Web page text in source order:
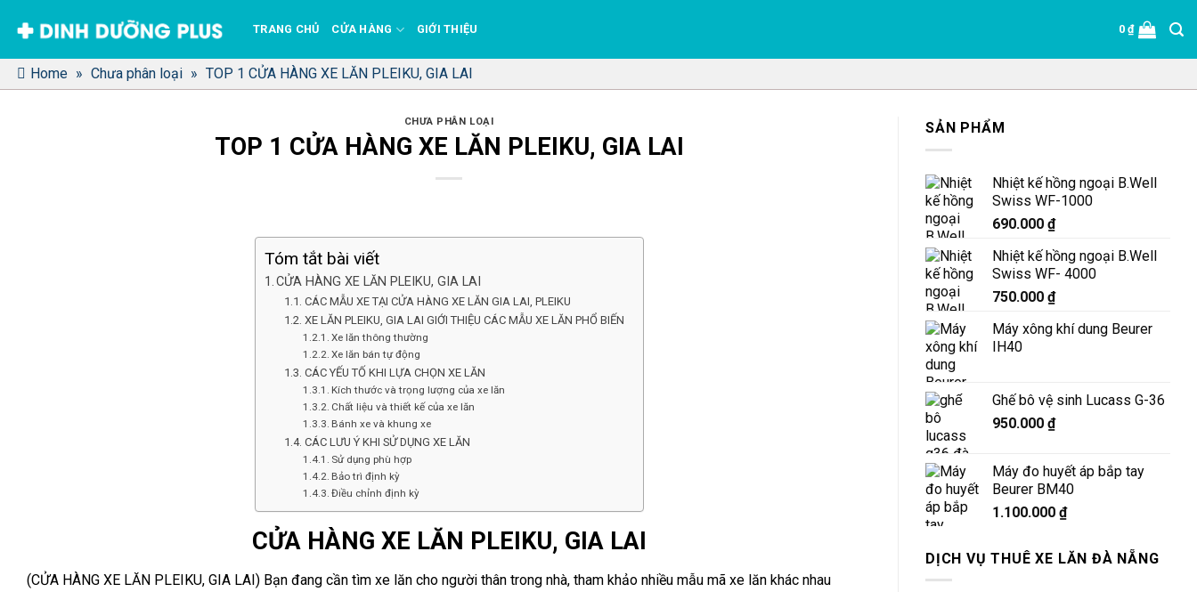
qua
nội
dung
TRANG CHỦ CỬA HÀNG GIỚI THIỆU 0₫
Home » Chưa phân loại » TOP 1 CỬA HÀNG XE LĂN PLEIKU, GIA LAI
CHƯA PHÂN LOẠI
TOP 1 CỬA HÀNG XE LĂN PLEIKU, GIA LAI
Tóm tắt bài viết
CỬA HÀNG XE LĂN PLEIKU, GIA LAI
CÁC MẪU XE TẠI CỬA HÀNG XE LĂN GIA LAI, PLEIKU
XE LĂN PLEIKU, GIA LAI GIỚI THIỆU CÁC MẪU XE LĂN PHỔ BIẾN
Xe lăn thông thường
Xe lăn bán tự động
CÁC YẾU TỐ KHI LỰA CHỌN XE LĂN
Kích thước và trọng lượng của xe lăn
Chất liệu và thiết kế của xe lăn
Bánh xe và khung xe
CÁC LƯU Ý KHI SỬ DỤNG XE LĂN
Sử dụng phù hợp
Bảo trì định kỳ
Điều chỉnh định kỳ
CỬA HÀNG XE LĂN PLEIKU, GIA LAI
(CỬA HÀNG XE LĂN PLEIKU, GIA LAI) Bạn đang cần tìm xe lăn cho người thân trong nhà, tham khảo nhiều mẫu mã xe lăn khác nhau
SẢN PHẨM
Nhiệt kế hồng ngoại B.Well
Swiss WF-1000
690.000 ₫
Nhiệt kế hồng ngoại B.Well
Swiss WF- 4000
750.000 ₫
Máy xông khí dung Beurer
IH40
Ghế bô vệ sinh Lucass G-36
950.000 ₫
Máy đo huyết áp bắp tay
Beurer BM40
1.100.000 ₫
DỊCH VỤ THUÊ XE LĂN ĐÀ NẴNG